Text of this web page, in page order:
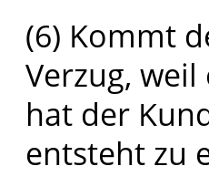
(6) Kommt
Verzug,
hat der
entsteht zu